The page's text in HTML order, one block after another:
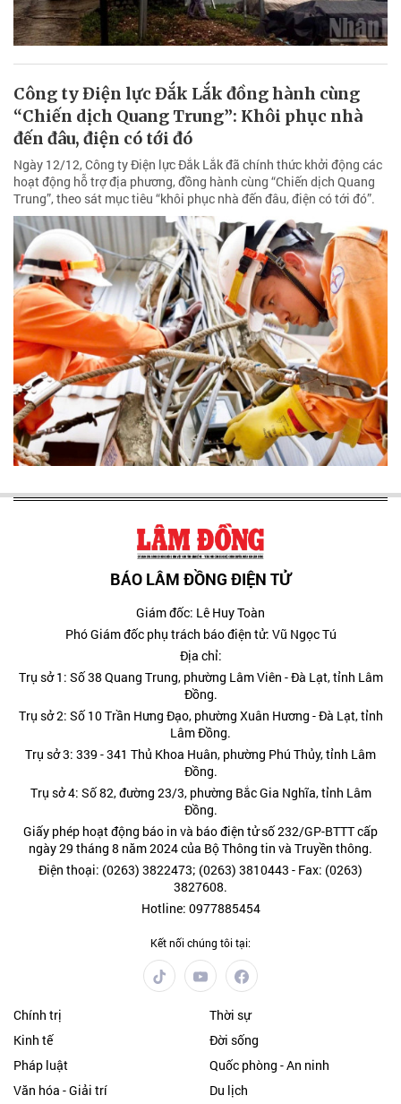
Công ty Điện lực Đắk Lắk đồng hành cùng
“Chiến dịch Quang Trung”: Khôi phục nhà
đến đâu, điện có tới đó
Ngày 12/12, Công ty Điện lực Đắk Lắk đã chính thức khởi động các
hoạt động hỗ trợ địa phương, đồng hành cùng “Chiến dịch Quang
Trung”, theo sát mục tiêu “khôi phục nhà đến đâu, điện có tới đó”.
BÁO LÂM ĐỒNG ĐIỆN TỬ
Giám đốc: Lê Huy Toàn
Phó Giám đốc phụ trách báo điện tử: Vũ Ngọc Tú
Địa chỉ:
Trụ sở 1: Số 38 Quang Trung, phường Lâm Viên - Đà Lạt, tỉnh Lâm
Đồng.
Trụ sở 2: Số 10 Trần Hưng Đạo, phường Xuân Hương - Đà Lạt, tỉnh
Lâm Đồng.
Trụ sở 3: 339 - 341 Thủ Khoa Huân, phường Phú Thủy, tỉnh Lâm
Đồng.
Trụ sở 4: Số 82, đường 23/3, phường Bắc Gia Nghĩa, tỉnh Lâm
Đồng.
Giấy phép hoạt động báo in và báo điện tử số 232/GP-BTTT cấp
ngày 29 tháng 8 năm 2024 của Bộ Thông tin và Truyền thông.
Điện thoại: (0263) 3822473; (0263) 3810443 - Fax: (0263)
3827608.
Hotline: 0977885454
Kết nối chúng tôi tại:
Chính trị
Thời sự
Kinh tế
Đời sống
Pháp luật
Quốc phòng - An ninh
Văn hóa - Giải trí
Du lịch